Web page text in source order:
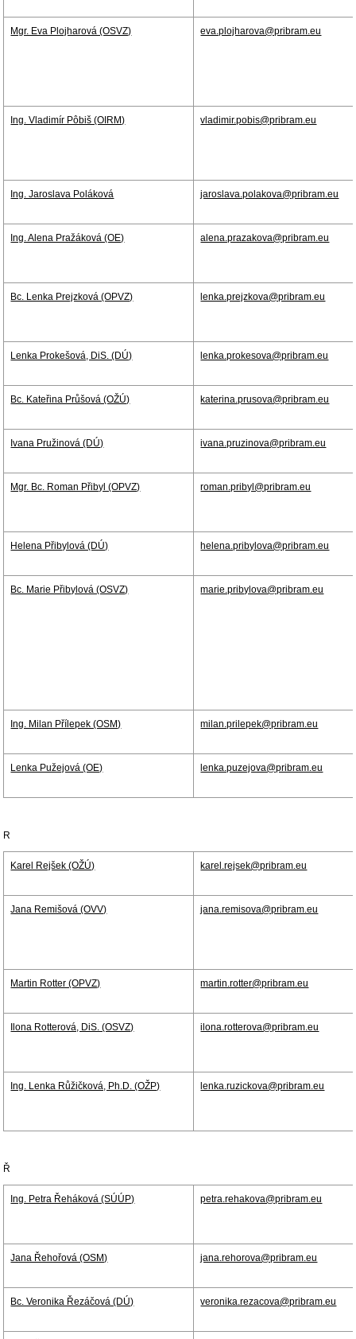
Mgr. Eva Plojharová (OSVZ) eva.plojharova@pribram.eu
Ing. Vladimír Pôbiš (OIRM) vladimir.pobis@pribram.eu
Ing. Jaroslava Poláková jaroslava.polakova@pribram.eu
Ing. Alena Pražáková (OE) alena.prazakova@pribram.eu
Bc. Lenka Prejzková (OPVZ) lenka.prejzkova@pribram.eu
Lenka Prokešová, DiS. (DÚ) lenka.prokesova@pribram.eu
Bc. Kateřina Průšová (OŽÚ) katerina.prusova@pribram.eu
Ivana Pružinová (DÚ) ivana.pruzinova@pribram.eu
Mgr. Bc. Roman Přibyl (OPVZ) roman.pribyl@pribram.eu
Helena Přibylová (DÚ) helena.pribylova@pribram.eu
Bc. Marie Přibylová (OSVZ) marie.pribylova@pribram.eu
Ing. Milan Přílepek (OSM) milan.prilepek@pribram.eu
Lenka Pužejová (OE) lenka.puzejova@pribram.eu
R
Karel Rejšek (OŽÚ) karel.rejsek@pribram.eu
Jana Remišová (OVV) jana.remisova@pribram.eu
Martin Rotter (OPVZ) martin.rotter@pribram.eu
Ilona Rotterová, DiS. (OSVZ) ilona.rotterova@pribram.eu
Ing. Lenka Růžičková, Ph.D. (OŽP) lenka.ruzickova@pribram.eu
Ř
Ing. Petra Řeháková (SÚÚP) petra.rehakova@pribram.eu
Jana Řehořová (OSM) jana.rehorova@pribram.eu
Bc. Veronika Řezáčová (DÚ) veronika.rezacova@pribram.eu